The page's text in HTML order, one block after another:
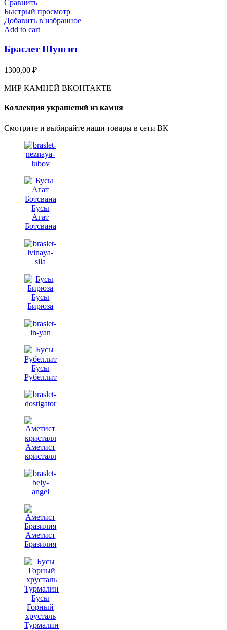
Сравнить
Быстрый просмотр
Добавить в избранное
Add to cart
Браслет Шунгит
1300,00 ₽
МИР КАМНЕЙ ВКОНТАКТЕ
Коллекция украшений из камня
Смотрите и выбирайте наши товары в сети ВК
Бусы
Агат
Ботсвана
Бусы
Бирюза
Бусы
Рубеллит
Аметист
кристалл
Аметист
Бразилия
Бусы
Горный
хрусталь
Турмалин